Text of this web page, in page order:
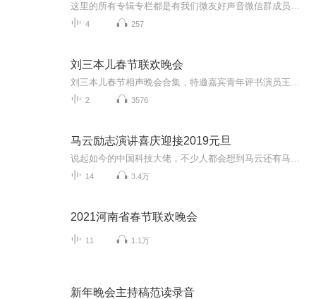
4 257
刘三本儿春节联欢晚会
2 3576
马云励志演讲喜庆迎接2019元旦
14 3.4万
2021河南省春节联欢晚会
11 1.1万
新年晚会主持稿范读录音